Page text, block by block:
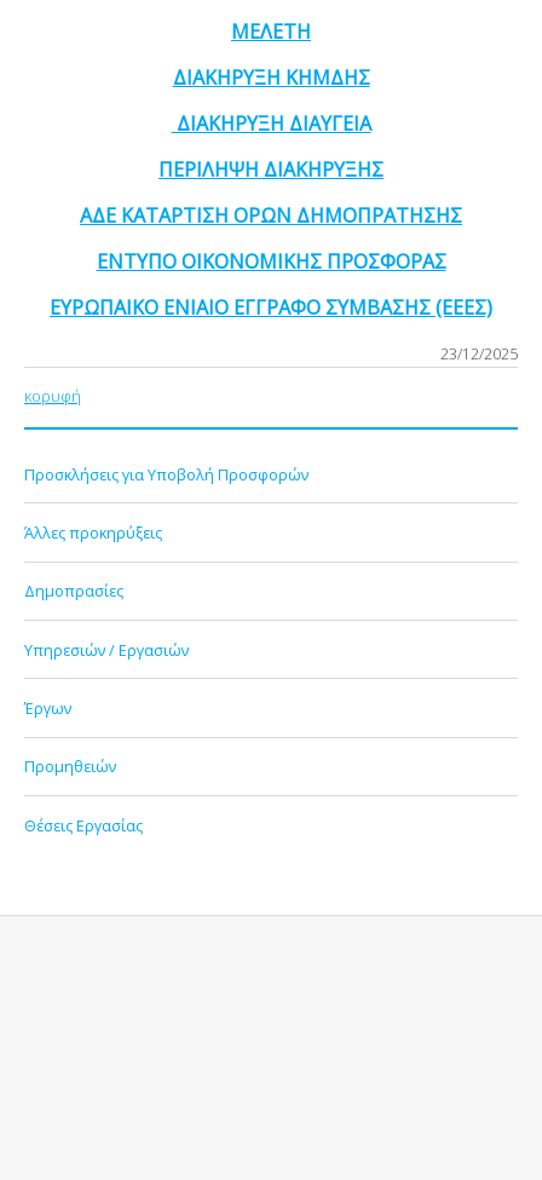
ΜΕΛΕΤΗ
ΔΙΑΚΗΡΥΞΗ ΚΗΜΔΗΣ
ΔΙΑΚΗΡΥΞΗ ΔΙΑΥΓΕΙΑ
ΠΕΡΙΛΗΨΗ ΔΙΑΚΗΡΥΞΗΣ
ΑΔΕ ΚΑΤΑΡΤΙΣΗ ΟΡΩΝ ΔΗΜΟΠΡΑΤΗΣΗΣ
ΕΝΤΥΠΟ ΟΙΚΟΝΟΜΙΚΗΣ ΠΡΟΣΦΟΡΑΣ
ΕΥΡΩΠΑΙΚΟ ΕΝΙΑΙΟ ΕΓΓΡΑΦΟ ΣΥΜΒΑΣΗΣ (ΕΕΕΣ)
23/12/2025
κορυφή
Προσκλήσεις για Υποβολή Προσφορών
Άλλες προκηρύξεις
Δημοπρασίες
Υπηρεσιών / Εργασιών
Έργων
Προμηθειών
Θέσεις Εργασίας